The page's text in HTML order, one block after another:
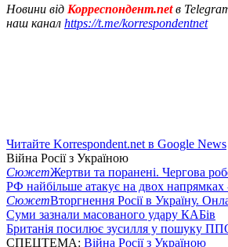
Новини від Корреспондент.netв
наш канал https://t.me/korrespondentnet
Читайте Korrespondent.net в Google News
Війна Росії з Україною
СюжетЖертви та поранені. Чергова
РФ найбільше атакує на двох
СюжетВторгнення Росії в Україну.
Суми зазнали масованого удару КАБів
Британія посилює зусилля у пошуку
СПЕЦТЕМА: Війна Росії з Україною